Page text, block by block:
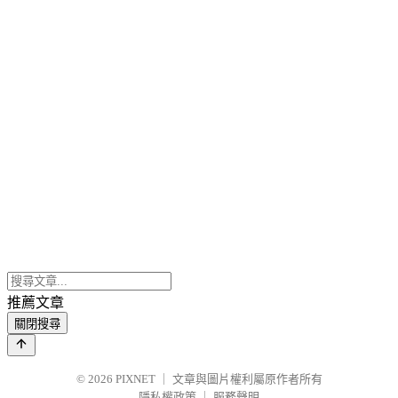
推薦文章
關閉搜尋
© 2026 PIXNET
文章與圖片權利屬原作者所有